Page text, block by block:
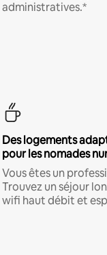
administratives.*
Des logements
pour les nomades
Vous êtes un
Trouvez un séjour
wifi haut débit et